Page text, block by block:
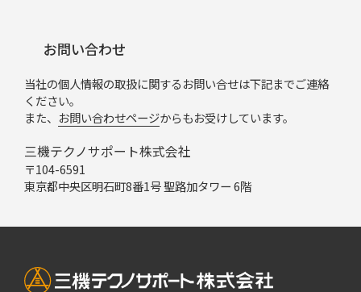
お問い合わせ
当社の個人情報の取扱に関するお問い合せは下記までご連絡
ください。
また、 お問い合わせページからもお受けしています。
三機テクノサポート株式会社
〒104-6591
東京都中央区明石町8番1号 聖路加タワー 6階